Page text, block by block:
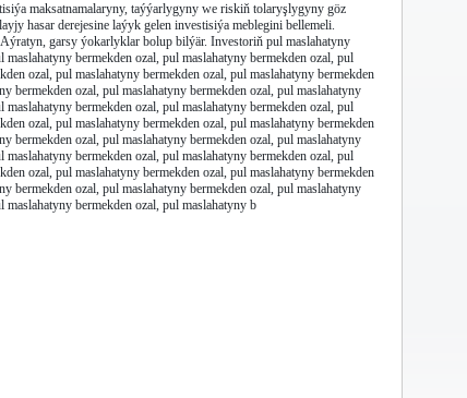
maksatnamalaryny, taýýarlygyny we riskiň tolaryşlygyny göz
hasar derejesine laýyk gelen investisiýa meblegini bellemeli.
garsy ýokarlyklar bolup bilýär. Investoriň pul maslahatyny
bermekden ozal, pul maslahatyny bermekden ozal, pul
ozal, pul maslahatyny bermekden ozal, pul maslahatyny bermekden
bermekden ozal, pul maslahatyny bermekden ozal, pul maslahatyny
bermekden ozal, pul maslahatyny bermekden ozal, pul
ozal, pul maslahatyny bermekden ozal, pul maslahatyny bermekden
bermekden ozal, pul maslahatyny bermekden ozal, pul maslahatyny
bermekden ozal, pul maslahatyny bermekden ozal, pul
ozal, pul maslahatyny bermekden ozal, pul maslahatyny bermekden
bermekden ozal, pul maslahatyny bermekden ozal, pul maslahatyny
bermekden ozal, pul maslahatyny b